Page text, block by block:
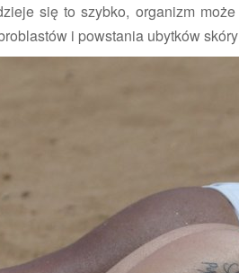
się to szybko, organizm
i powstania ubytków